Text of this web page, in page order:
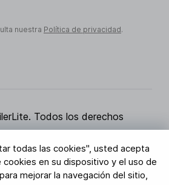
todas las cookies", usted acepta
cookies en su dispositivo y el uso de
mejorar la navegación del sitio,
nuestra Política de privacidad.
Todos los derechos
Política de privacidad
Configuración de cookies